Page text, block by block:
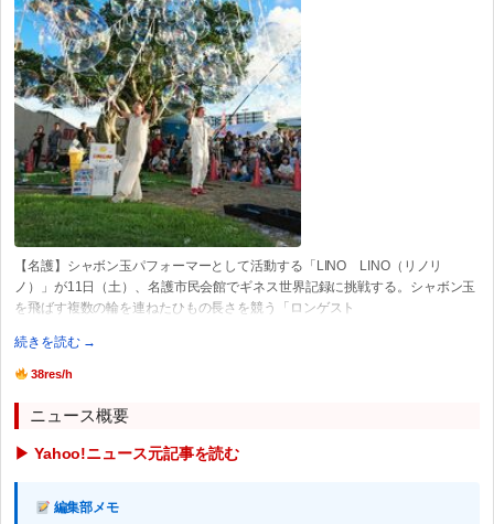
【名護】シャボン玉パフォーマーとして活動する「LINO LINO（リノリ
ノ）」が11日（土）、名護市民会館でギネス世界記録に挑戦する。シャボン玉
を飛ばす複数の輪を連ねたひもの長さを競う「ロンゲスト
続きを読む →
38res/h
ニュース概要
▶ Yahoo!ニュース元記事を読む
編集部メモ